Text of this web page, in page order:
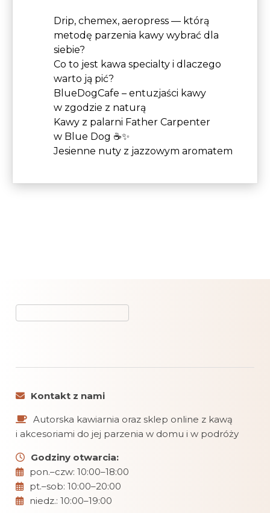
Drip, chemex, aeropress — którą
metodę parzenia kawy wybrać dla
siebie?
Co to jest kawa specialty i dlaczego
warto ją pić?
BlueDogCafe – entuzjaści kawy
w zgodzie z naturą
Kawy z palarni Father Carpenter
w Blue Dog ☕✨
Jesienne nuty z jazzowym aromatem
Kontakt z nami
Autorska kawiarnia oraz sklep online z kawą
i akcesoriami do jej parzenia w domu i w podróży
Godziny otwarcia:
pon.–czw: 10:00–18:00
pt.–sob: 10:00–20:00
niedz.: 10:00–19:00